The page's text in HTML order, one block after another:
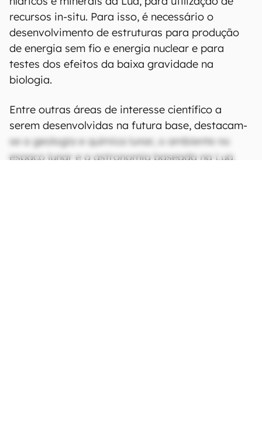
recursos in-situ. Para isso, é necessário o
desenvolvimento de estruturas para produção
de energia sem fio e energia nuclear e para
testes dos efeitos da baixa gravidade na
biologia.
Entre outras áreas de interesse científico a
serem desenvolvidas na futura base, destacam-
se a geologia e química lunar, o ambiente no
espaço lunar e a astronomia baseada na Lua,